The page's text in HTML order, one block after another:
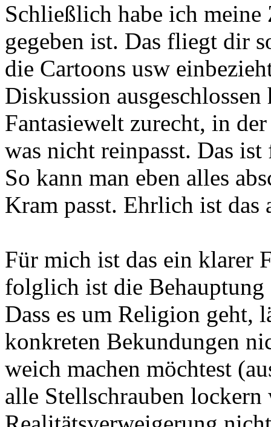
Schließlich habe ich
gegeben ist. Das fliegt dir
die Cartoons usw
Diskussion
Fantasiewelt zurecht, in
was nicht reinpasst. Das
So kann man eben alles
Kram passt. Ehrlich ist das
Für mich ist das ein
folglich ist die
Dass es um Religion geht,
konkreten Bekundungen
weich machen möchtest
alle Stellschrauben